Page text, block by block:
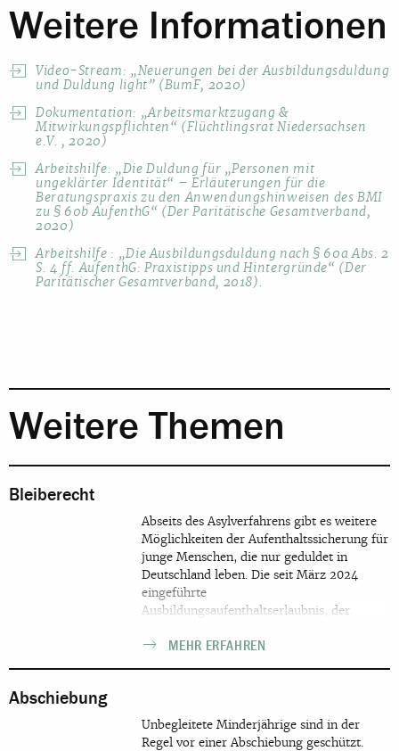
Weitere Informationen
Video-Stream: „Neuerungen bei der Ausbildungsduldung
und Duldung light” (BumF, 2020)
Dokumentation: „Arbeitsmarktzugang &
Mitwirkungspflichten“ (Flüchtlingsrat Niedersachsen
e.V. , 2020)
Arbeitshilfe: „Die Duldung für „Personen mit
ungeklärter Identität“ – Erläuterungen für die
Beratungspraxis zu den Anwendungshinweisen des BMI
zu § 60b AufenthG“ (Der Paritätische Gesamtverband,
2020)
Arbeitshilfe : „Die Ausbildungsduldung nach § 60a Abs. 2
S. 4 ff. AufenthG: Praxistipps und Hintergründe“ (Der
Paritätischer Gesamtverband, 2018).
Weitere Themen
Bleiberecht
Abseits des Asylverfahrens gibt es weitere
Möglichkeiten der Aufenthaltssicherung für
junge Menschen, die nur geduldet in
Deutschland leben. Die seit März 2024
eingeführte
Ausbildungsaufenthaltserlaubnis, der
Bleiberechtsregelungen und weiter
sich mehrsprachige Informationen für
Jugendliche und Fachkräfte zu diesen
MEHR ERFAHREN
Abschiebung
Unbegleitete Minderjährige sind in der
Regel vor einer Abschiebung geschützt.